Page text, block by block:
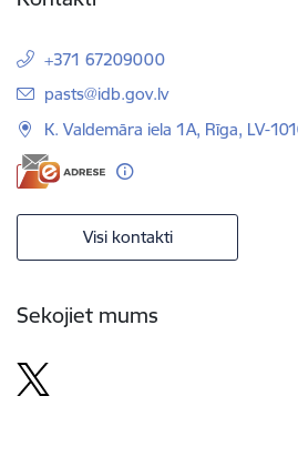
+371 67209000
E-pasts:
pasts@idb.gov.lv
K. Valdemāra iela 1A, Rīga, LV-
Visi kontakti
Sekojiet mums